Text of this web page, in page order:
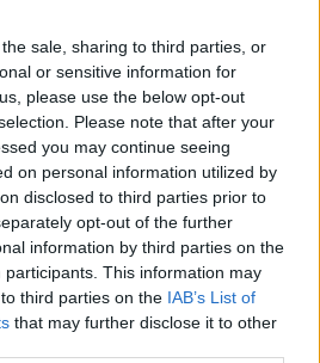
sale, sharing to third parties, or
or sensitive information for
please use the below opt-out
Please note that after your
you may continue seeing
on personal information utilized by
disclosed to third parties prior to
opt-out of the further
information by third parties on the
participants. This information may
third parties on the IAB’s List of
that may further disclose it to other